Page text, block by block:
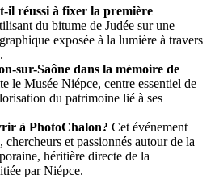
il réussi à fixer la première
du bitume de Judée sur une
exposée à la lumière à travers
sur-Saône dans la mémoire de
le Musée Niépce, centre essentiel de
du patrimoine lié à ses
à PhotoChalon? Cet événement
chercheurs et passionnés autour de la
héritière directe de la
par Niépce.